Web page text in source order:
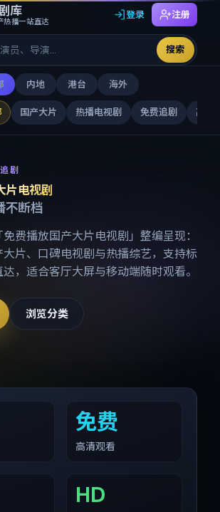
库
热播一站直达
搜索
登录 注册
内地 港台 海外
国产大片 热播电视剧 免费追剧 高清
剧
片电视剧
不断档
免费播放国产大片电视剧 」整编呈现：
片、口碑电视剧与热播综艺，支持标
，适合客厅大屏与移动端随时观看。
浏览分类
免费
高清观看
HD